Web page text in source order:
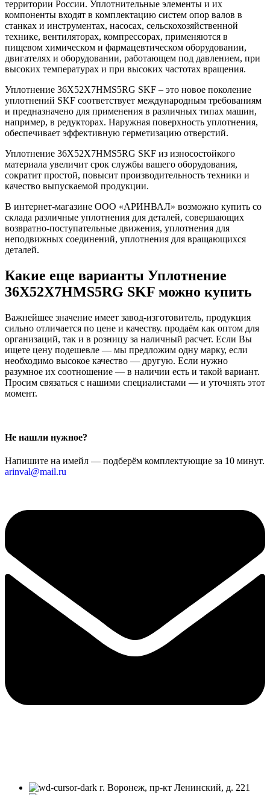
территории России. Уплотнительные элементы и их
компоненты входят в комплектацию систем опор валов в
станках и инструментах, насосах, сельскохозяйственной
технике, вентиляторах, компрессорах, применяются в
пищевом химическом и фармацевтическом оборудовании,
двигателях и оборудовании, работающем под давлением, при
высоких температурах и при высоких частотах вращения.
Уплотнение 36X52X7HMS5RG SKF – это новое поколение
уплотнений SKF соответствует международным требованиям
и предназначено для применения в различных типах машин,
например, в редукторах. Наружная поверхность уплотнения,
обеспечивает эффективную герметизацию отверстий.
Уплотнение 36X52X7HMS5RG SKF из износостойкого
материала увеличит срок службы вашего оборудования,
сократит простой, повысит производительность техники и
качество выпускаемой продукции.
В интернет-магазине ООО «АРИНВАЛ» возможно купить со
склада различные уплотнения для деталей, совершающих
возвратно-поступательные движения, уплотнения для
неподвижных соединений, уплотнения для вращающихся
деталей.
Какие еще варианты Уплотнение
36X52X7HMS5RG SKF можно купить
Важнейшее значение имеет завод-изготовитель, продукция
сильно отличается по цене и качеству. продаём как оптом для
организаций, так и в розницу за наличный расчет. Если Вы
ищете цену подешевле — мы предложим одну марку, если
необходимо высокое качество — другую. Если нужно
разумное их соотношение — в наличии есть и такой вариант.
Просим связаться с нашими специалистами — и уточнять этот
момент.
Не нашли нужное?
Напишите на имейл — подберём комплектующие за 10 минут.
arinval@mail.ru
г. Воронеж, пр-кт Ленинский, д. 221